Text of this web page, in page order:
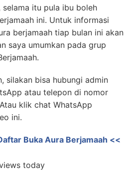
itu pula ibu boleh
ini. Untuk informasi
berjamaah tiap bulan ini akan
saya umumkan pada grup
silakan bisa hubungi admin
atau telepon di nomor
klik chat WhatsApp
ini.
Buka Aura Berjamaah <<
today